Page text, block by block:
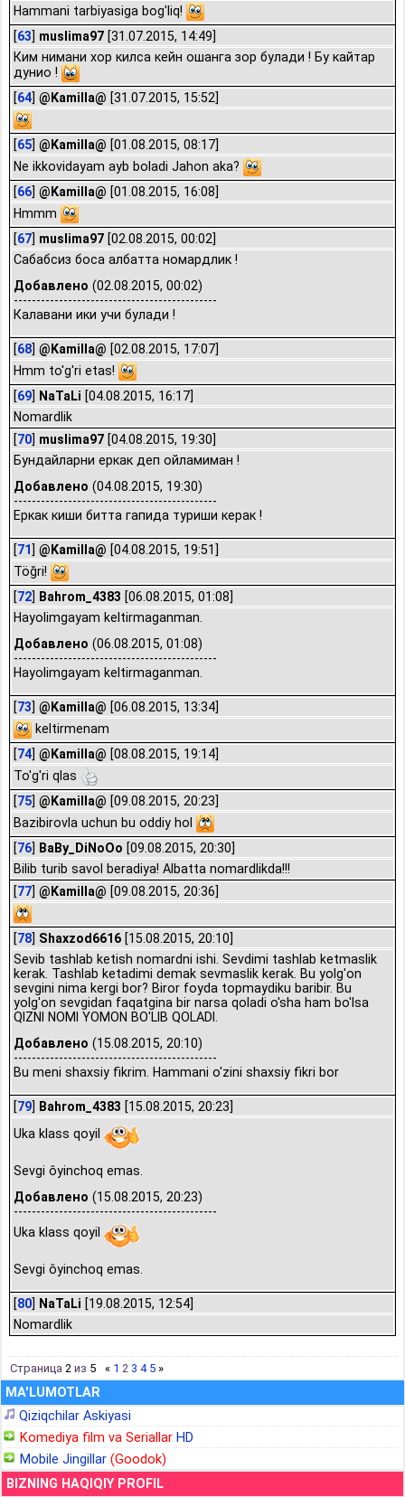
Hammani tarbiyasiga bog'liq!
[63] muslima97 [31.07.2015, 14:49]
Ким нимани хор килса кейн ошанга зор булади ! Бу кайтар
дунио !
[64] @Kamilla@ [31.07.2015, 15:52]
[65] @Kamilla@ [01.08.2015, 08:17]
Ne ikkovidayam ayb boladi Jahon aka?
[66] @Kamilla@ [01.08.2015, 16:08]
Hmmm
[67] muslima97 [02.08.2015, 00:02]
Сабабсиз боса албатта номардлик !
Добавлено (02.08.2015, 00:02)
---------------------------------------------
Калавани ики учи булади !
[68] @Kamilla@ [02.08.2015, 17:07]
Hmm to'g'ri etas!
[69] NaTaLi [04.08.2015, 16:17]
Nomardlik
[70] muslima97 [04.08.2015, 19:30]
Бундайларни еркак деп ойламиман !
Добавлено (04.08.2015, 19:30)
---------------------------------------------
Еркак киши битта гапида туриши керак !
[71] @Kamilla@ [04.08.2015, 19:51]
Töğri!
[72] Bahrom_4383 [06.08.2015, 01:08]
Hayolimgayam keltirmaganman.
Добавлено (06.08.2015, 01:08)
---------------------------------------------
Hayolimgayam keltirmaganman.
[73] @Kamilla@ [06.08.2015, 13:34]
keltirmenam
[74] @Kamilla@ [08.08.2015, 19:14]
To'g'ri qlas
[75] @Kamilla@ [09.08.2015, 20:23]
Bazibirovla uchun bu oddiy hol
[76] BaBy_DiNoOo [09.08.2015, 20:30]
Bilib turib savol beradiya! Albatta nomardlikda!!!
[77] @Kamilla@ [09.08.2015, 20:36]
[78] Shaxzod6616 [15.08.2015, 20:10]
Sevib tashlab ketish nomardni ishi. Sevdimi tashlab ketmaslik
kerak. Tashlab ketadimi demak sevmaslik kerak. Bu yolg'on
sevgini nima kergi bor? Biror foyda topmaydiku baribir. Bu
yolg'on sevgidan faqatgina bir narsa qoladi o'sha ham bo'lsa
QIZNI NOMI YOMON BO'LIB QOLADI.
Добавлено (15.08.2015, 20:10)
---------------------------------------------
Bu meni shaxsiy fikrim. Hammani o'zini shaxsiy fikri bor
[79] Bahrom_4383 [15.08.2015, 20:23]
Uka klass qoyil
Sevgi ôyinchoq emas.
Добавлено (15.08.2015, 20:23)
---------------------------------------------
Uka klass qoyil
Sevgi ôyinchoq emas.
[80] NaTaLi [19.08.2015, 12:54]
Nomardlik
Страница 2 из 5 « 1 2 3 4 5 »
MA'LUMOTLAR
Qiziqchilar Askiyasi
Komediya film va Seriallar HD
Mobile Jingillar (Goodok)
BIZNING HAQIQIY PROFIL